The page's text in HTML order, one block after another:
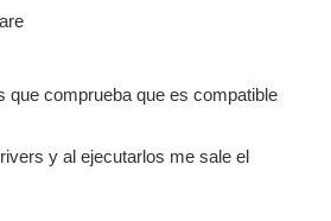
que comprueba que es compatible
y al ejecutarlos me sale el